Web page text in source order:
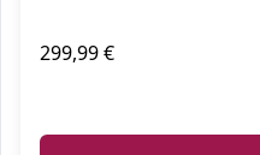
299,99 €